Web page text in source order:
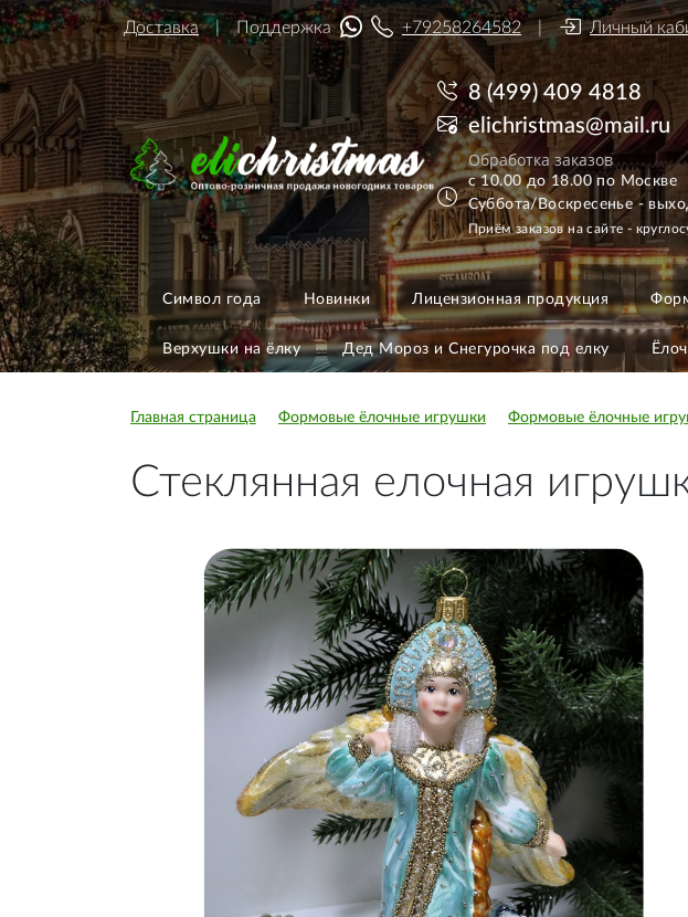
Доставка Поддержка +79258264582 Личный
8 (499) 409 4818
elichristmas@mail.ru
Обработка заказов
с 10.00 до 18.00 по Москве
Суббота/Воскресенье -
Приём заказов на сайте -
Символ года Новинки Лицензионная продукция
Верхушки на ёлку Дед Мороз и Снегурочка под елку
Главная страница Формовые ёлочные игрушки Формовые ёлочные
Стеклянная елочная